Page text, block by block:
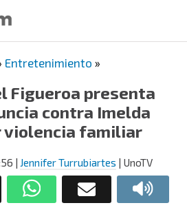
Entretenimiento »
Figueroa presenta
contra Imelda
violencia familiar
| Jennifer Turrubiartes | UnoTV